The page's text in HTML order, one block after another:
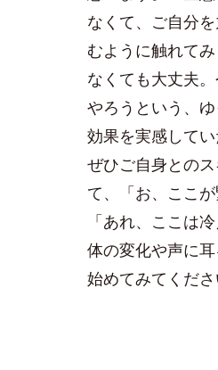
なくて、ご自分
むように触れて
なくても大丈夫
やろうという、
効果を実感してい
ぜひご自身との
て、「お、ここ
「あれ、ここは
体の変化や声に
始めてみてくださ